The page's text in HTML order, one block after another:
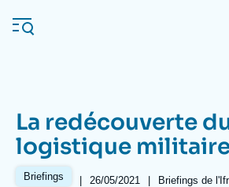
au
contenu
Navigation
principale
L'Ifri
La redécouverte
logistique
Briefings |
Date
26/05/2021 | Références
Briefings de